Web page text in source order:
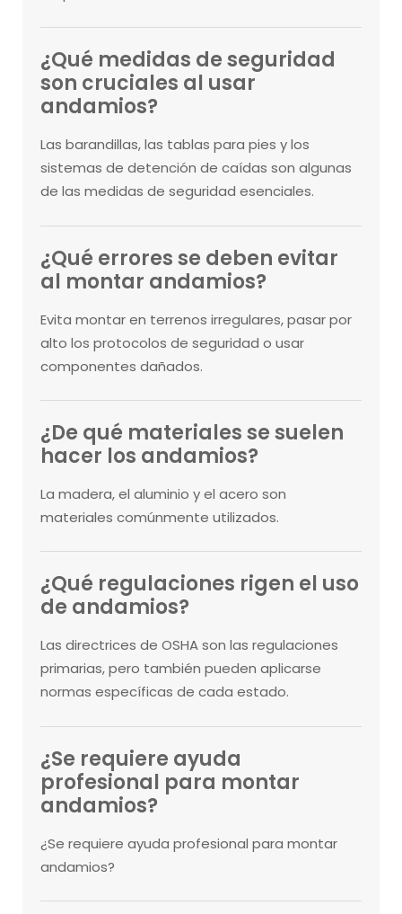
¿Qué medidas de seguridad
son cruciales al usar
andamios?
Las barandillas, las tablas para pies y los
sistemas de detención de caídas son algunas
de las medidas de seguridad esenciales.
¿Qué errores se deben evitar
al montar andamios?
Evita montar en terrenos irregulares, pasar por
alto los protocolos de seguridad o usar
componentes dañados.
¿De qué materiales se suelen
hacer los andamios?
La madera, el aluminio y el acero son
materiales comúnmente utilizados.
¿Qué regulaciones rigen el uso
de andamios?
Las directrices de OSHA son las regulaciones
primarias, pero también pueden aplicarse
normas específicas de cada estado.
¿Se requiere ayuda
profesional para montar
andamios?
¿Se requiere ayuda profesional para montar
andamios?